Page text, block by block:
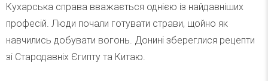
Кухарська справа вважається однією із найдавніших
професій. Люди почали готувати страви, щойно як
навчились добувати вогонь. Донині збереглися рецепти
зі Стародавніх Єгипту та Китаю.